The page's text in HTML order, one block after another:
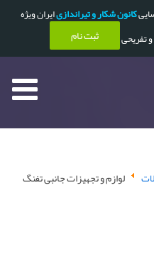
کانون شکار و تیراندازیایران ویژه
تفریحی
ثبت نام
لوازم و تجهیزات جانبی تفنگ